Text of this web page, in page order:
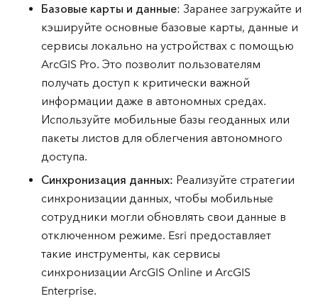
Базовые карты и данные: Заранее загружайте и
кэшируйте основные базовые карты, данные и
сервисы локально на устройствах с помощью
ArcGIS Pro. Это позволит пользователям
получать доступ к критически важной
информации даже в автономных средах.
Используйте мобильные базы геоданных или
пакеты листов для облегчения автономного
доступа.
Синхронизация данных: Реализуйте стратегии
синхронизации данных, чтобы мобильные
сотрудники могли обновлять свои данные в
отключенном режиме. Esri предоставляет
такие инструменты, как сервисы
синхронизации ArcGIS Online и ArcGIS
Enterprise.